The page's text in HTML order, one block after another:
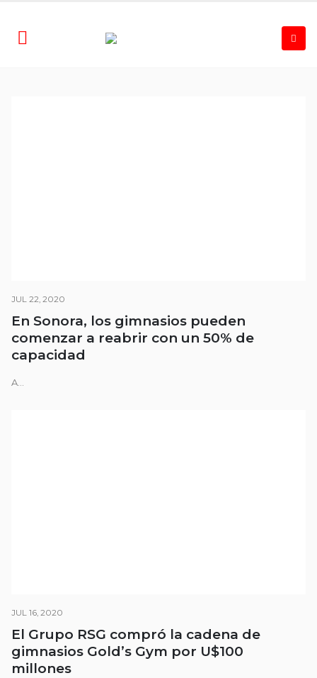
JUL 22, 2020
En Sonora, los gimnasios pueden
comenzar a reabrir con un 50% de
capacidad
A...
JUL 16, 2020
El Grupo RSG compró la cadena de
gimnasios Gold’s Gym por U$100
millones